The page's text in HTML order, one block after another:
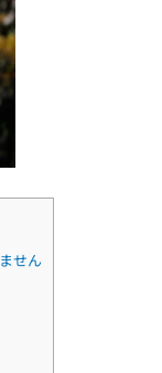
せん